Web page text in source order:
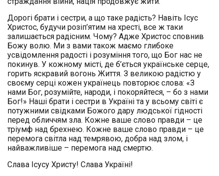
Дорогі брати і сестри, а що таке радість? Навіть Ісус
Христос, будучи розіп’ятим на хресті, все ж таки
залишається радісним. Чому? Адже Христос сповнив
Божу волю. Ми з вами також маємо глибоке
усвідомлення радості і розуміння того, що Бог нас не
покинув. У кожному місті, де б’ється українське серце,
горить яскравий вогонь Життя. З великою радістю у
своєму серці кожен українець повторює слова: «З
нами Бог, розумійте, народи, і покоряйтеся, – бо з нами
Бог!» Наші брати і сестри в Україні та у всьому світі є
потужними свідками Божого дару людської гідності
перед обличчям зла. Кожне ваше слово правди – це
тріумф над брехнею. Кожне ваше слово правди – це
перемога світла над темрявою, добра над злом, і
найважливіше – перемога над смертю.
Слава Ісусу Христу! Слава Україні!